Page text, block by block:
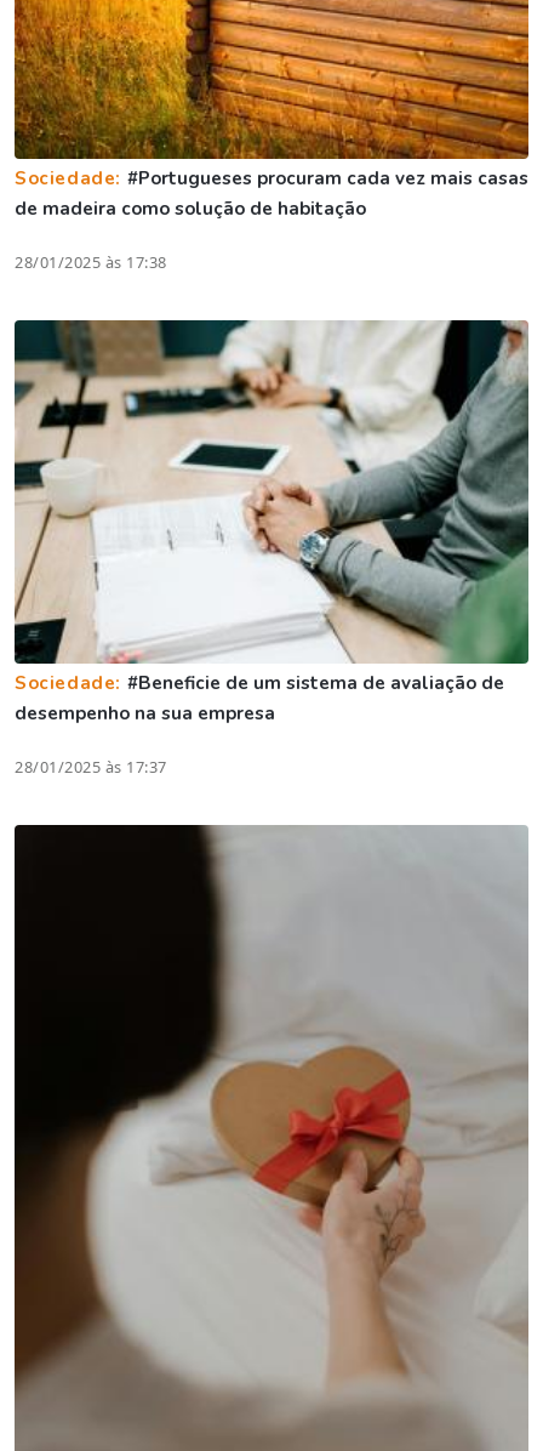
Sociedade: #Portugueses procuram cada vez mais casas
de madeira como solução de habitação
28/01/2025 às 17:38
Sociedade: #Beneficie de um sistema de avaliação de
desempenho na sua empresa
28/01/2025 às 17:37